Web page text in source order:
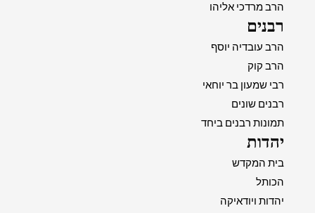
הרב מרדכי אליהו
רבנים
הרב עובדיה יוסף
הרב קוק
רבי שמעון בר יוחאי
רבנים שונים
תמונות רבנים ביחד
יהדות
בית המקדש
הכותל
יהדות ויודאיקה